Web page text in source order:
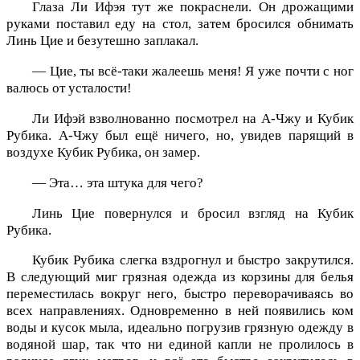
Глаза Ли Ифэя тут же покраснели. Он дрожащими
руками поставил еду на стол, затем бросился обнимать
Линь Цие и безутешно заплакал.
— Цие, ты всё-таки жалеешь меня! Я уже почти с ног
валюсь от усталости!
Ли Ифэй взволнованно посмотрел на А-Чжу и Кубик
Рубика. А-Чжу был ещё ничего, но, увидев парящий в
воздухе Кубик Рубика, он замер.
— Эта… эта штука для чего?
Линь Цие повернулся и бросил взгляд на Кубик
Рубика.
Кубик Рубика слегка вздрогнул и быстро закрутился.
В следующий миг грязная одежда из корзины для белья
переместилась вокруг него, быстро переворачиваясь во
всех направлениях. Одновременно в ней появились ком
воды и кусок мыла, идеально погрузив грязную одежду в
водяной шар, так что ни единой капли не пролилось в